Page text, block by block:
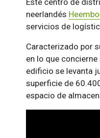
neerlandés
servicios de
Caracterizado por
en lo que
edificio se levanta
superficie de
espacio de